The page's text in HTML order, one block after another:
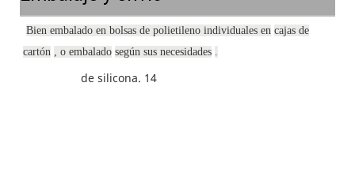
Bien embalado en bolsas de polietileno individuales en cajas de
cartón
, o embalado según sus necesidades